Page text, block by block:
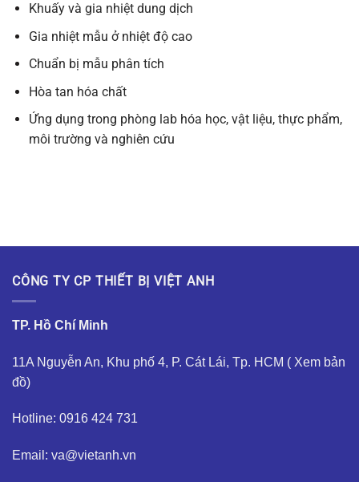
Khuấy và gia nhiệt dung dịch
Gia nhiệt mẫu ở nhiệt độ cao
Chuẩn bị mẫu phân tích
Hòa tan hóa chất
Ứng dụng trong phòng lab hóa học, vật liệu, thực phẩm,
môi trường và nghiên cứu
CÔNG TY CP THIẾT BỊ VIỆT ANH
TP. Hồ Chí Minh
11A Nguyễn An, Khu phố 4, P. Cát Lái, Tp. HCM ( Xem bản
đồ)
Hotline: 0916 424 731
Email: va@vietanh.vn